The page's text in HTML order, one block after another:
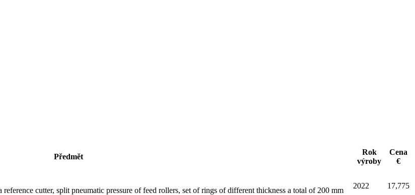
Předmět
Rok
výroby
Cena
€
cutter, split pneumatic pressure of feed rollers, set of rings of different thickness a total of 200 mm
2022 17,775